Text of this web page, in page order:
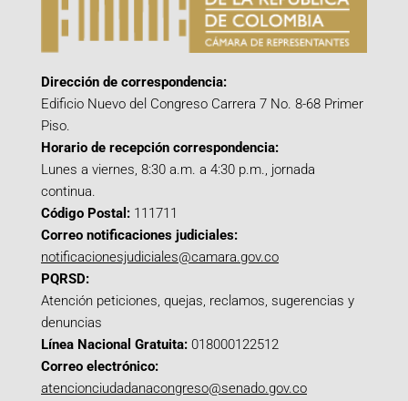
Dirección de correspondencia:
Edificio Nuevo del Congreso Carrera 7 No. 8-68 Primer
Piso.
Horario de recepción correspondencia:
Lunes a viernes, 8:30 a.m. a 4:30 p.m., jornada
continua.
Código Postal: 111711
Correo notificaciones judiciales:
notificacionesjudiciales@camara.gov.co
PQRSD:
Atención peticiones, quejas, reclamos, sugerencias y
denuncias
Línea Nacional Gratuita: 018000122512
Correo electrónico:
atencionciudadanacongreso@senado.gov.co